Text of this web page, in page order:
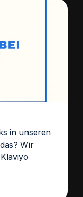
in unseren
Wir